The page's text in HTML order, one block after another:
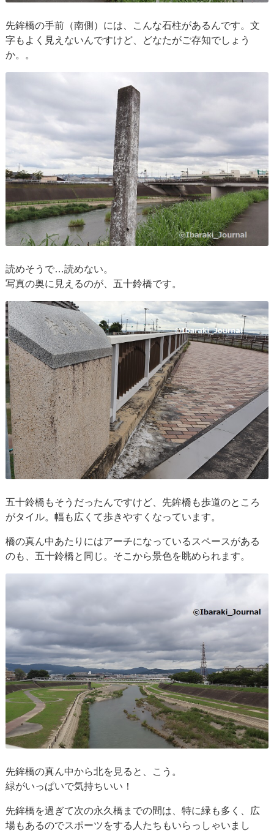
先鉾橋の手前（南側）には、こんな石柱があるんです。文
字もよく見えないんですけど、どなたがご存知でしょう
か。。
読めそうで…読めない。
写真の奥に見えるのが、五十鈴橋です。
五十鈴橋もそうだったんですけど、先鉾橋も歩道のところ
がタイル。幅も広くて歩きやすくなっています。
橋の真ん中あたりにはアーチになっているスペースがある
のも、五十鈴橋と同じ。そこから景色を眺められます。
先鉾橋の真ん中から北を見ると、こう。
緑がいっぱいで気持ちいい！
先鉾橋を過ぎて次の永久橋までの間は、特に緑も多く、広
場もあるのでスポーツをする人たちもいらっしゃいまし